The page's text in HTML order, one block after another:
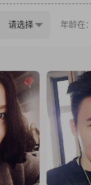
请选择 年龄在：